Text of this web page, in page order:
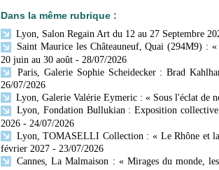
Dans la même rubrique :
Lyon, Salon Regain Art du 12 au 27 Septembre
Saint Maurice les Châteauneuf, Quai (294M9) :
20 juin au 30 août - 28/07/2026
Paris, Galerie Sophie Scheidecker : Brad
26/07/2026
Lyon, Galerie Valérie Eymeric : « Sous l'éclat de
Lyon, Fondation Bullukian : Exposition
2026 - 24/07/2026
Lyon, TOMASELLI Collection : « Le Rhône et
février 2027 - 23/07/2026
Cannes, La Malmaison : « Mirages du monde,